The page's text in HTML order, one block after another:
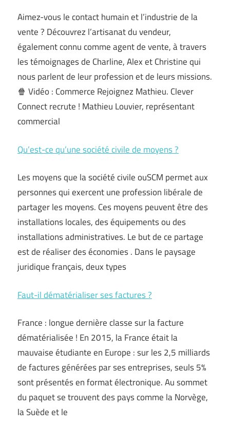
Aimez-vous le contact humain et l’industrie de la
vente ? Découvrez l’artisanat du vendeur,
également connu comme agent de vente, à travers
les témoignages de Charline, Alex et Christine qui
nous parlent de leur profession et de leurs missions.
🍿 Vidéo : Commerce Rejoignez Mathieu. Clever
Connect recrute ! Mathieu Louvier, représentant
commercial
Qu’est-ce qu’une société civile de moyens ?
Les moyens que la société civile ouSCM permet aux
personnes qui exercent une profession libérale de
partager les moyens. Ces moyens peuvent être des
installations locales, des équipements ou des
installations administratives. Le but de ce partage
est de réaliser des économies . Dans le paysage
juridique français, deux types
Faut-il dématérialiser ses factures ?
France : longue dernière classe sur la facture
dématérialisée ! En 2015, la France était la
mauvaise étudiante en Europe : sur les 2,5 milliards
de factures générées par ses entreprises, seuls 5%
sont présentés en format électronique. Au sommet
du paquet se trouvent des pays comme la Norvège,
la Suède et le